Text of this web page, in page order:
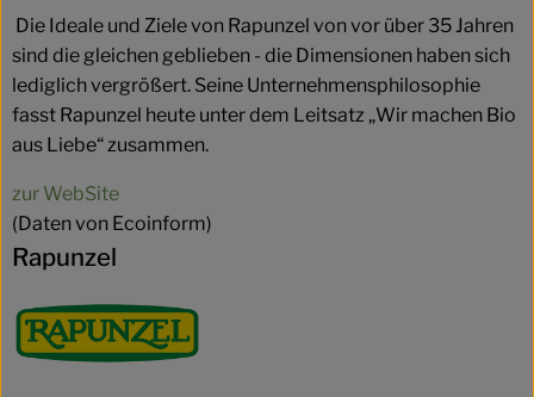
Die Ideale und Ziele von Rapunzel von vor über 35 Jahren
sind die gleichen geblieben - die Dimensionen haben sich
lediglich vergrößert. Seine Unternehmensphilosophie
fasst Rapunzel heute unter dem Leitsatz „Wir machen Bio
aus Liebe“ zusammen.
zur WebSite
(Daten von Ecoinform)
Rapunzel